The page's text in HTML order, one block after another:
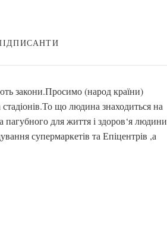
закони.Просимо (народ країни)
що людина знаходиться на
пагубного для життя і здоров‘я людини
супермаркетів та Епіцентрів ,а